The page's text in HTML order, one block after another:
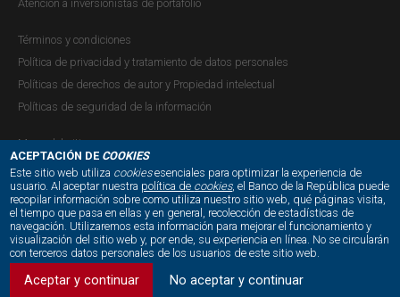
Revista Ensayos Sobre Política
Económica (ESPE) - Flujos de Capital y
Fragilidad Financiera en Colombia
Publicación |VIERNES, 5 DE JULIO DE 2013
Una de las características más sobresalientes del
desarrollo económico global reciente ha sido la
profundización de la integración económica y financiera
entre las economías desarrolladas y emergentes. La
mayor interdependencia entre países ha llevado a que en
las últimas dos décadas se haya...
ACEPTACIÓN DE COOKIES
Este sitio web utiliza cookiesesenciales para optimizar la experiencia de
usuario. Al aceptar nuestra política de cookies, el Banco de la República puede
recopilar información sobre como utiliza nuestro sitio web, qué páginas visita,
el tiempo que pasa en ellas y en general, recolección de estadísticas de
navegación. Utilizaremos esta información para mejorar el funcionamiento y
visualización del sitio web y, por ende, su experiencia en línea. No se circularán
con terceros datos personales de los usuarios de este sitio web.
Aceptar y continuar No aceptar y continuar
Atención a inversionistas de portafolio
Términos y condiciones
Política de privacidad y tratamiento de datos personales
Políticas de derechos de autor y Propiedad intelectual
Políticas de seguridad de la información
Mapa del sitio
NUESTRAS REDES SOCIALES: